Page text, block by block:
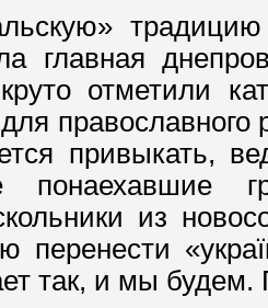
главная
отметили
православного
привыкать,
понаехавшие
из
перенести
так, и мы будем.